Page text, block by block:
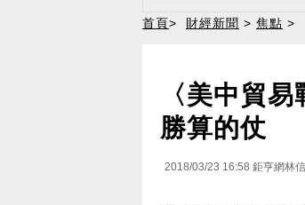
首頁> 財經新聞 > 焦點 >
〈美中貿
勝算的仗
2018/03/23 16:58 鉅亨網林